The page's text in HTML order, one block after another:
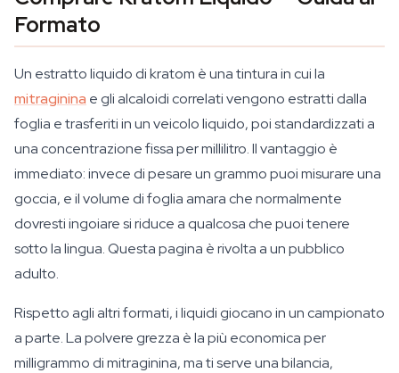
Formato
Un estratto liquido di kratom è una tintura in cui la
mitraginina e gli alcaloidi correlati vengono estratti dalla
foglia e trasferiti in un veicolo liquido, poi standardizzati a
una concentrazione fissa per millilitro. Il vantaggio è
immediato: invece di pesare un grammo puoi misurare una
goccia, e il volume di foglia amara che normalmente
dovresti ingoiare si riduce a qualcosa che puoi tenere
sotto la lingua. Questa pagina è rivolta a un pubblico
adulto.
Rispetto agli altri formati, i liquidi giocano in un campionato
a parte. La polvere grezza è la più economica per
milligrammo di mitraginina, ma ti serve una bilancia,